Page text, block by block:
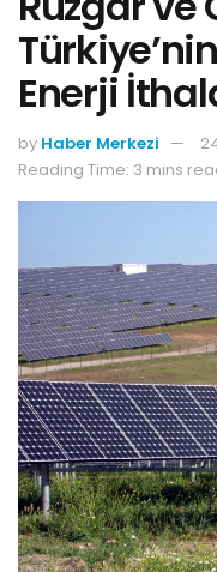
Enerji
by Haber Merkezi
Reading Time: 3 mins